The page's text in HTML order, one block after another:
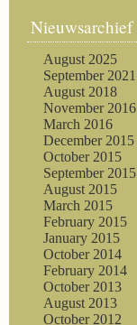
Nieuwsarchief
August 2025
September 2021
August 2018
November 2016
March 2016
December 2015
October 2015
September 2015
August 2015
March 2015
February 2015
January 2015
October 2014
February 2014
October 2013
August 2013
October 2012